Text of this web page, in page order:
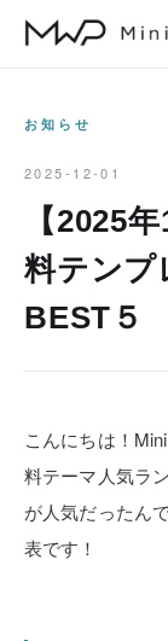
お知らせ
2025-12-01
【2025
料テンプ
BEST５
こんにちは！
料テーマ人気ラ
が人気だったん
表です！